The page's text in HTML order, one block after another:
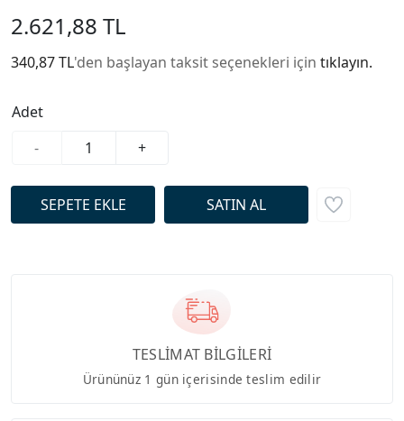
2.621,88 TL
340,87 TL'den başlayan taksit seçenekleri için tıklayın.
Adet
-
+
TESLİMAT BİLGİLERİ
Ürününüz 1 gün içerisinde teslim edilir